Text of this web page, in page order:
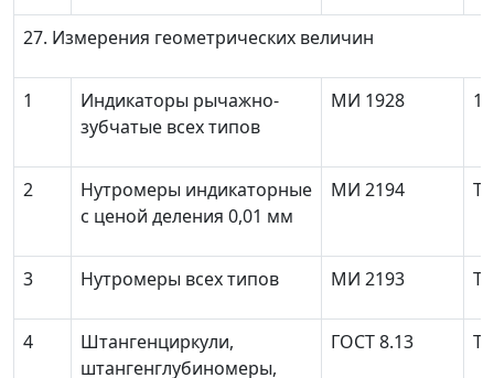
27. Измерения геометрических величин
1
Индикаторы рычажно-
зубчатые всех типов
МИ 1928 1
2
Нутромеры индикаторные
с ценой деления 0,01 мм
МИ 2194
3 Нутромеры всех типов МИ 2193
4
Штангенциркули,
штангенглубиномеры,
ГОСТ 8.13